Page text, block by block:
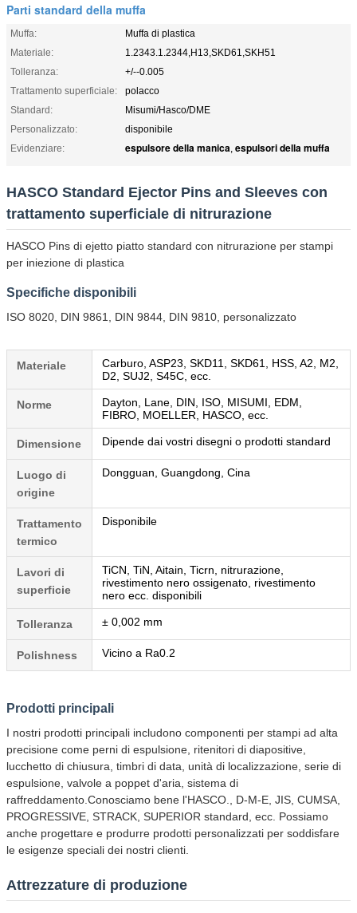
Parti standard della muffa
Muffa:
Muffa di plastica
Materiale:
1.2343.1.2344,H13,SKD61,SKH51
Tolleranza:
+/--0.005
Trattamento superficiale:
polacco
Standard:
Misumi/Hasco/DME
Personalizzato:
disponibile
Evidenziare:
espulsore della manica, espulsori della muffa
HASCO Standard Ejector Pins and Sleeves con
trattamento superficiale di nitrurazione
HASCO Pins di ejetto piatto standard con nitrurazione per stampi
per iniezione di plastica
Specifiche disponibili
ISO 8020, DIN 9861, DIN 9844, DIN 9810, personalizzato
Materiale
Carburo, ASP23, SKD11, SKD61, HSS, A2, M2,
D2, SUJ2, S45C, ecc.
Norme
Dayton, Lane, DIN, ISO, MISUMI, EDM,
FIBRO, MOELLER, HASCO, ecc.
Dimensione Dipende dai vostri disegni o prodotti standard
Luogo di
origine
Dongguan, Guangdong, Cina
Trattamento
termico
Disponibile
Lavori di
superficie
TiCN, TiN, Aitain, Ticrn, nitrurazione,
rivestimento nero ossigenato, rivestimento
nero ecc. disponibili
Tolleranza ± 0,002 mm
Polishness Vicino a Ra0.2
Prodotti principali
I nostri prodotti principali includono componenti per stampi ad alta
precisione come perni di espulsione, ritenitori di diapositive,
lucchetto di chiusura, timbri di data, unità di localizzazione, serie di
espulsione, valvole a poppet d'aria, sistema di
raffreddamento.Conosciamo bene l'HASCO., D-M-E, JIS, CUMSA,
PROGRESSIVE, STRACK, SUPERIOR standard, ecc. Possiamo
anche progettare e produrre prodotti personalizzati per soddisfare
le esigenze speciali dei nostri clienti.
Attrezzature di produzione